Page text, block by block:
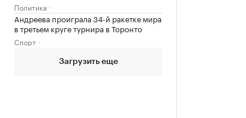
Политика
Андреева проиграла 34-й ракетке мира
в третьем круге турнира в Торонто
Спорт
Загрузить еще